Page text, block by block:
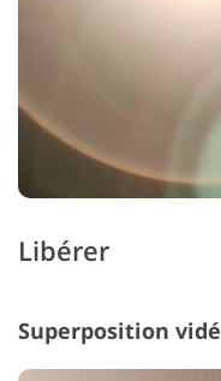
Libérer
Superposition